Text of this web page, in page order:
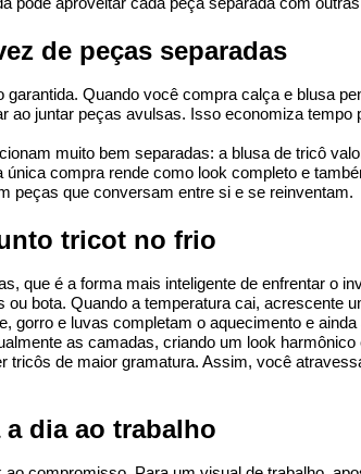
pode aproveitar cada peça separada com
de peças separadas
Quando você compra calça e blusa
ao juntar peças avulsas. Isso economiza
muito bem separadas: a blusa de tricô
compra rende como look completo e
peças que conversam entre si e se reinventam.
tricot no frio
que é a forma mais inteligente de enfrentar o
bota. Quando a temperatura cai, acrescente
gorro e luvas completam o aquecimento e ainda
as camadas, criando um look
de maior gramatura. Assim, você
dia ao trabalho